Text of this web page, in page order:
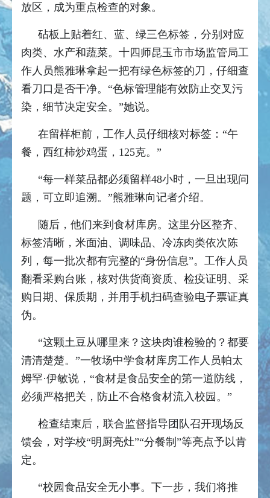
放区，成为重点检查的对象。
砧板上贴着红、蓝、绿三色标签，分别对应
肉类、水产和蔬菜。十四师昆玉市市场监管局工
作人员熊雅琳拿起一把有绿色标签的刀，仔细查
看刀口是否干净。“色标管理能有效防止交叉污
染，细节决定安全。”她说。
在留样柜前，工作人员仔细核对标签：“午
餐，西红柿炒鸡蛋，125克。”
“每一样菜品都必须留样48小时，一旦出现问
题，可立即追溯。”熊雅琳向记者介绍。
随后，他们来到食材库房。这里分区整齐、
标签清晰，米面油、调味品、冷冻肉类依次陈
列，每一批次都有完整的“身份信息”。工作人员
翻看采购台账，核对供货商资质、检疫证明、采
购日期、保质期，并用手机扫码查验电子票证真
伪。
“这颗土豆从哪里来？这块肉谁检验的？都要
清清楚楚。”一牧场中学食材库房工作人员帕太
姆罕·伊敏说，“食材是食品安全的第一道防线，
必须严格把关，防止不合格食材流入校园。”
检查结束后，联合监督指导团队召开现场反
馈会，对学校“明厨亮灶”“分餐制”等亮点予以肯
定。
“校园食品安全无小事。下一步，我们将推